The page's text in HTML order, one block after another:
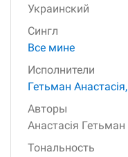
Украинский
Сингл
Все мине
Исполнители
Гетьман Анастасія,
Авторы
Анастасія Гетьман
Тональность